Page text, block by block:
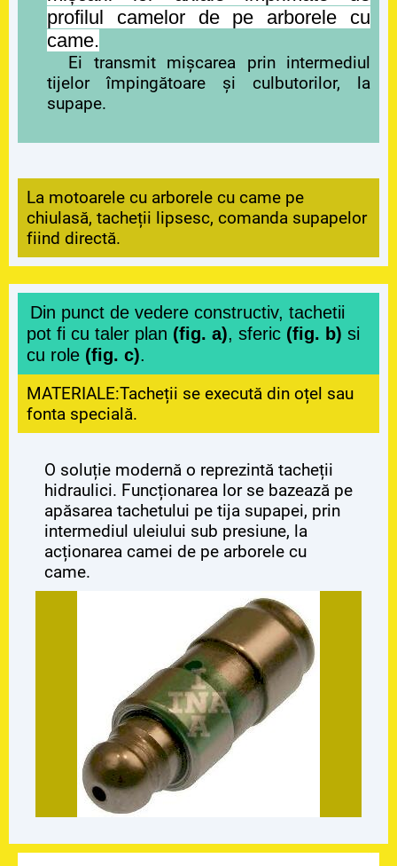
profilul camelor de pe arborele cu
came.
Ei transmit mișcarea prin intermediul
tijelor împingătoare și culbutorilor, la
supape.
La motoarele cu arborele cu came pe
chiulasă, tacheții lipsesc, comanda supapelor
fiind directă.
Din punct de vedere constructiv, tachetii
pot fi cu taler plan (fig. a), sferic (fig. b) si
cu role (fig. c).
MATERIALE:Tacheții se execută din oțel sau
fonta specială.
O soluție modernă o reprezintă tacheții
hidraulici. Funcționarea lor se bazează pe
apăsarea tachetului pe tija supapei, prin
intermediul uleiului sub presiune, la
acționarea camei de pe arborele cu
came.